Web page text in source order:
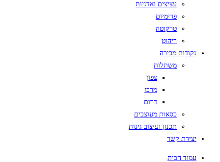
עציצים ואדניות
פרימיום
טרקוטה
ריהוט
נקודות מכירה
משתלות
צפון
מרכז
דרום
כסאות מעוצבים
תכנון ועיצוב גינות
יצירת קשר
עמוד הבית